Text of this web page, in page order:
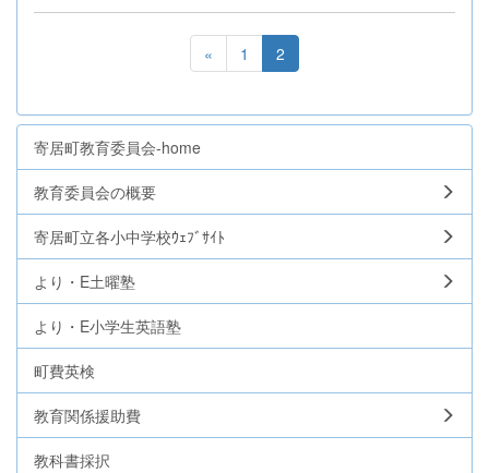
« 1 2
寄居町教育委員会-home
教育委員会の概要
寄居町立各小中学校ｳｪﾌﾞｻｲﾄ
より・E土曜塾
より・E小学生英語塾
町費英検
教育関係援助費
教科書採択